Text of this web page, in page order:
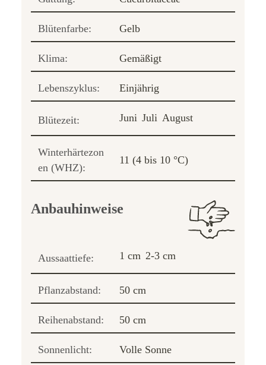
Blütenfarbe: Gelb
Klima: Gemäßigt
Lebenszyklus: Einjährig
Blütezeit: Juni Juli August
Winterhärtezon
en (WHZ):
11 (4 bis 10 °C)
Anbauhinweise
Aussaattiefe: 1 cm 2-3 cm
Pflanzabstand: 50 cm
Reihenabstand: 50 cm
Sonnenlicht: Volle Sonne